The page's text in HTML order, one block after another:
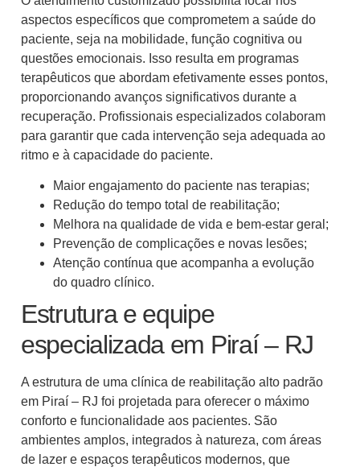
aspectos específicos que comprometem a saúde do
paciente, seja na mobilidade, função cognitiva ou
questões emocionais. Isso resulta em programas
terapêuticos que abordam efetivamente esses pontos,
proporcionando avanços significativos durante a
recuperação. Profissionais especializados colaboram
para garantir que cada intervenção seja adequada ao
ritmo e à capacidade do paciente.
Maior engajamento do paciente nas terapias;
Redução do tempo total de reabilitação;
Melhora na qualidade de vida e bem-estar geral;
Prevenção de complicações e novas lesões;
Atenção contínua que acompanha a evolução
do quadro clínico.
Estrutura e equipe
especializada em Piraí – RJ
A estrutura de uma clínica de reabilitação alto padrão
em Piraí – RJ foi projetada para oferecer o máximo
conforto e funcionalidade aos pacientes. São
ambientes amplos, integrados à natureza, com áreas
de lazer e espaços terapêuticos modernos, que